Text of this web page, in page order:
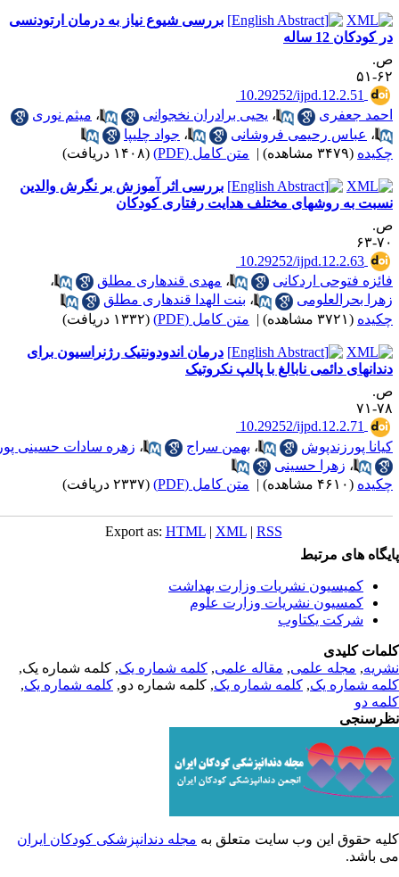
بررسی شیوع نیاز به درمان ارتودنسی
کودکان 12 ساله
۵۱
‎ 10.29252/ijpd.12.2.51
جعفری
،یحیی برادران نخجوانی ،میثم نوری
،عباس رحیمی فروشانی ،جواد چلیپا
(۳۴۷۹ مشاهده) | متن کامل (PDF) (۱۴۰۸ دریافت)
بررسی اثر آموزش بر نگرش والدین
به روشهای مختلف هدایت رفتاری کودکان
۶۳
‎ 10.29252/ijpd.12.2.63
فتوحی اردکانی
،مهدی قندهاری مطلق
،
بحرالعلومی
،بنت الهدا قندهاری مطلق
(۳۷۲۱ مشاهده) | متن کامل (PDF) (۱۳۳۲ دریافت)
درمان اندودونتیک رژنراسیون برای
دائمی نابالغ با پالپ نکروتیک
۷۱
‎ 10.29252/ijpd.12.2.71
پورزندپوش
،بهمن سراج ،زهره سادات حسینی پور
،زهرا حسینی
(۴۶۱۰ مشاهده) | متن کامل (PDF) (۲۳۳۷ دریافت)
Export as:HTML |XML|RSS
های مرتبط
کمیسیون نشریات وزارت بهداشت
کمسیون نشریات وزارت علوم
شرکت یکتاوب
کلیدی
,مجله علمی, مقاله علمی, کلمه شماره یک, کلمه شماره یک,
شماره یک,کلمه شماره یک, کلمه شماره دو,کلمه شماره یک,
دو
حقوق این وب سایت متعلق بهمجله دندانپزشکی کودکان ایران
باشد.